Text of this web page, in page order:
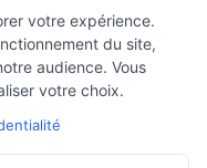
votre expérience.
du site,
audience. Vous
votre choix.